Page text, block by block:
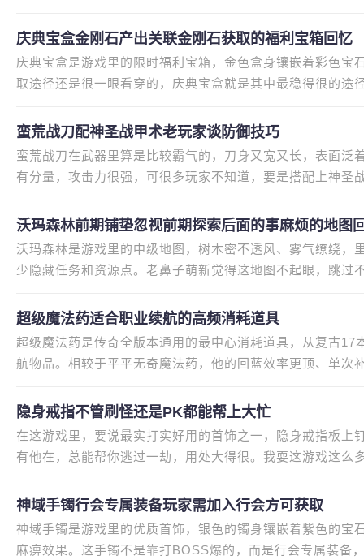
庆典宝盒金刚石产出关联金刚石获取的福利宝箱回忆
庆典宝盒是游戏里的限时福利宝箱，金色盒身镶嵌着彩色
取途径还是很一眼看穿的，庆典宝盒就是其中最稳得很的途
蛮荒战刀配神圣战甲术老玩家谈防御技巧
蛮荒战刀在武器里算是比较霸气的，刀身又宽又长，表面
有分量，攻击力很强，可很多玩家不知道，要是搭配上神
沃玛森林前期铺垫忽视前期探索后面的事麻烦的地图
沃玛森林是游戏里的中级地图，树木密不透风、雾气缭绕
少隐藏任务和资源点。老鼻子萌新觉得这地图不起眼，跳过
超级魔法药适合职业续航的高频消耗道具
超级魔法药是传奇全版本通用的最中心消耗道具，从复古
航物品。相较于平平无奇魔法药，他的回蓝效率更顶、单次
隐身戒指不管刷怪还是PK都能帮上大忙
在这游戏里，要说最实打实好用的首饰之一，隐身戒指板
有他在，总能帮你逃过一劫，用处大得很。我耍这游戏这
神域手镯行会专属装备玩家需加入行会方可获取
神域手镯是游戏里的优质首饰，银色的镯身镶嵌着紫色的宝
麻痹效果。这手镯不是靠打BOSS爆的，而是行会专属装备